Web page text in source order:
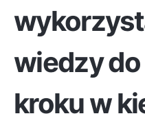
wiedzy
kroku w